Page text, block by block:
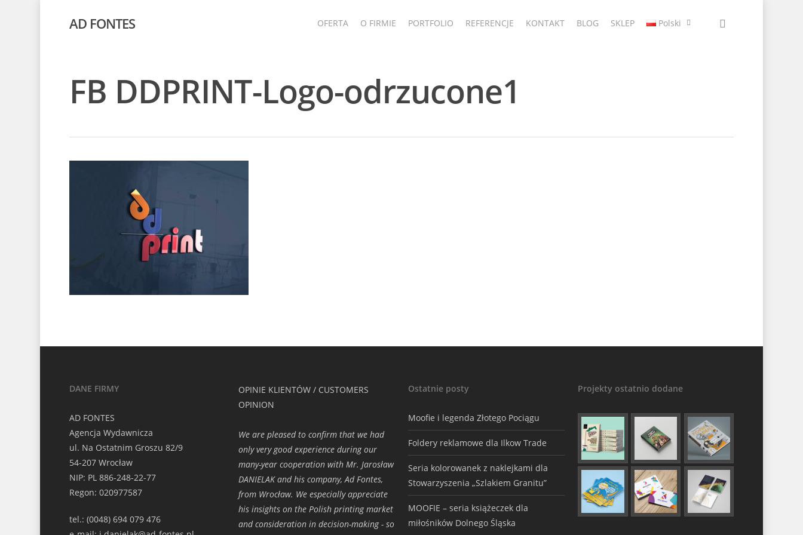
AD FONTES OFERTA O FIRMIE PORTFOLIO REFERENCJE KONTAKT BLOG SKLEP Polski
FB DDPRINT-Logo-odrzucone1
DANE FIRMY
AD FONTES
Agencja Wydawnicza
ul. Na Ostatnim Groszu 82/9
54-207 Wrocław
NIP: PL 886-248-22-77
Regon: 020977587
tel.: (0048) 694 079 476
OPINIE KLIENTÓW / CUSTOMERS
OPINION
We are pleased to confirm that we had
only very good experience during our
many-year cooperation with Mr. Jarosław
DANIELAK and his company, Ad Fontes,
from Wrocław. We especially appreciate
his insights on the Polish printing market
and consideration in decision-making - so
Ostatnie posty
Moofie i legenda Złotego Pociągu
Foldery reklamowe dla Ilkow Trade
Seria kolorowanek z naklejkami dla
Stowarzyszenia „Szlakiem Granitu”
MOOFIE – seria książeczek dla
miłośników Dolnego Śląska
Projekty ostatnio dodane